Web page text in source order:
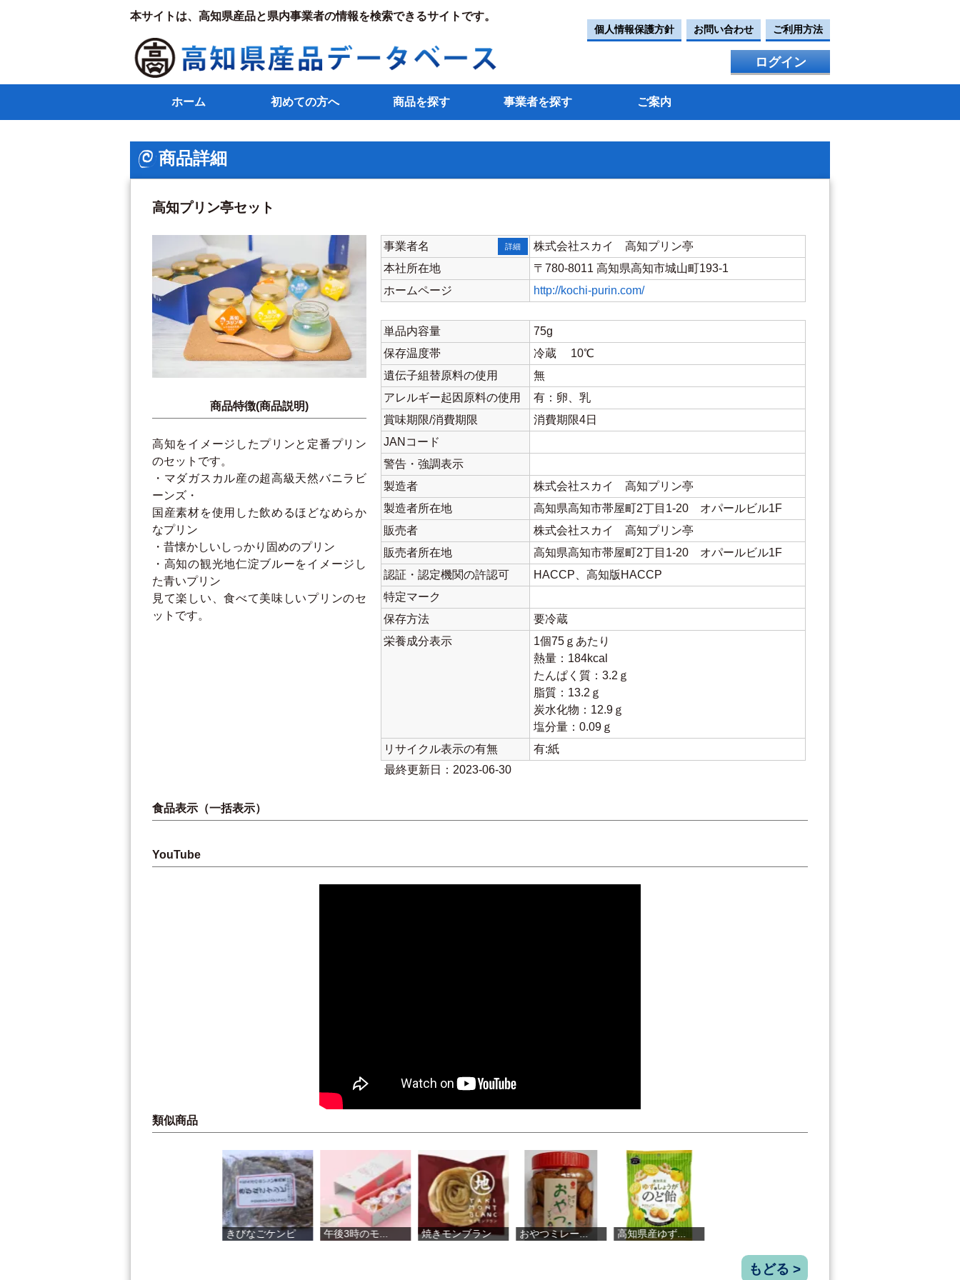
本サイトは、高知県産品と県内事業者の情報を検索できるサイトです。
個人情報保護方針 お問い合わせ ご利用方法
ログイン
ホーム 初めての方へ 商品を探す 事業者を探す ご案内
商品詳細
高知プリン亭セット
商品特徴(商品説明)
高知をイメージしたプリンと定番プリン
のセットです。
・マダガスカル産の超高級天然バニラビ
ーンズ・
国産素材を使用した飲めるほどなめらか
なプリン
・昔懐かしいしっかり固めのプリン
・高知の観光地仁淀ブルーをイメージし
た青いプリン
見て楽しい、食べて美味しいプリンのセ
ットです。
事業者名 詳細
株式会社スカイ 高知プリン亭
本社所在地
〒780-8011 高知県高知市城山町193-1
ホームページ
http://kochi-purin.com/
単品内容量
75g
保存温度帯
冷蔵 10℃
遺伝子組替原料の使用
無
アレルギー起因原料の使用
有：卵、乳
賞味期限/消費期限
消費期限4日
JANコード
警告・強調表示
製造者
株式会社スカイ 高知プリン亭
製造者所在地
高知県高知市帯屋町2丁目1-20 オパールビル1F
販売者
株式会社スカイ 高知プリン亭
販売者所在地
高知県高知市帯屋町2丁目1-20 オパールビル1F
認証・認定機関の許認可
HACCP、高知版HACCP
特定マーク
保存方法
要冷蔵
栄養成分表示
1個75ｇあたり
熱量：184kcal
たんぱく質：3.2ｇ
脂質：13.2ｇ
炭水化物：12.9ｇ
塩分量：0.09ｇ
リサイクル表示の有無
有:紙
最終更新日：2023-06-30
食品表示（一括表示）
YouTube
類似商品
焼きモンブラン おやつミレー... 高知県産ゆず... 焼き芋カヌレ...
午後3時のモ...
もどる >